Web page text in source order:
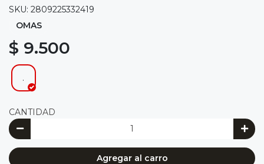
SKU: 2809225332419
OMAS
$ 9.500
.
CANTIDAD
Agregar al carro